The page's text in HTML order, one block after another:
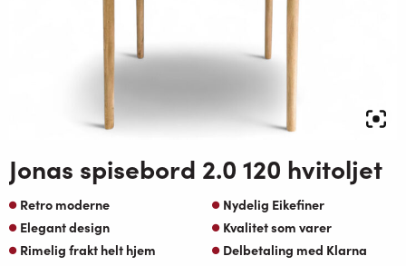
Jonas spisebord 2.0 120 hvitoljet
Retro moderne
Nydelig Eikefiner
Elegant design
Kvalitet som varer
Rimelig frakt helt hjem
Delbetaling med Klarna